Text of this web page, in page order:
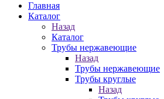
Главная
Каталог
Назад
Каталог
Трубы нержавеющие
Назад
Трубы нержавеющие
Трубы круглые
Назад